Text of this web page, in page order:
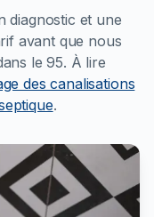
diagnostic et une
avant que nous
le 95. À lire
des canalisations
.